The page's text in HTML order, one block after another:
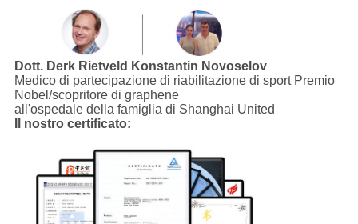
Dott. Derk Rietveld Konstantin Novoselov
Medico di partecipazione di riabilitazione di sport Premio
Nobel/scopritore di graphene
all'ospedale della famiglia di Shanghai United
Il nostro certificato: